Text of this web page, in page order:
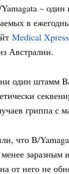
– один
в
Medical Xpress
Австралии.
один штамм
гриппа с
что B/
заразным
от него не